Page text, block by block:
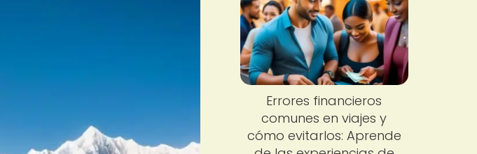
Errores financieros
comunes en viajes y
cómo evitarlos: Aprende